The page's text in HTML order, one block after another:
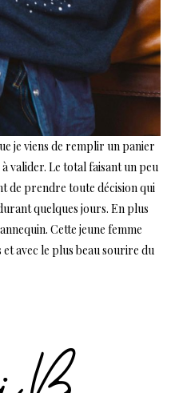
je viens de remplir un panier
à valider. Le total faisant un peu
de prendre toute décision qui
quelques jours. En plus
Cette jeune femme
avec le plus beau sourire du